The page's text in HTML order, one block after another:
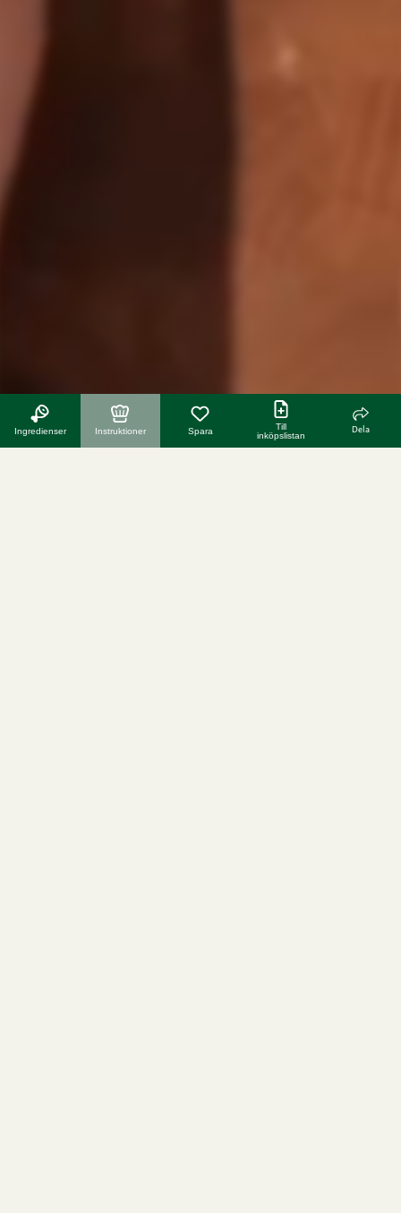
Ingredienser Instruktioner Spara
Till
inköpslistan
Dela